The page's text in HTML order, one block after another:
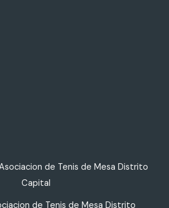
de Tenis de Mesa Distrito
Capital
de Tenis de Mesa Distrito